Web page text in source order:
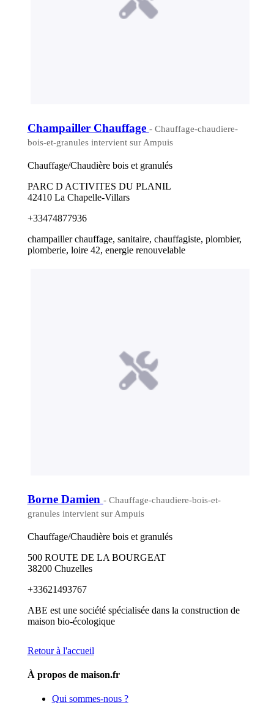
Champailler Chauffage - Chauffage-chaudiere-
bois-et-granules intervient sur Ampuis
Chauffage/Chaudière bois et granulés
PARC D ACTIVITES DU PLANIL
42410 La Chapelle-Villars
+33474877936
champailler chauffage, sanitaire, chauffagiste, plombier,
plomberie, loire 42, energie renouvelable
Borne Damien - Chauffage-chaudiere-bois-et-
granules intervient sur Ampuis
Chauffage/Chaudière bois et granulés
500 ROUTE DE LA BOURGEAT
38200 Chuzelles
+33621493767
ABE est une société spécialisée dans la construction de
maison bio-écologique
Retour à l'accueil
À propos de maison.fr
Qui sommes-nous ?